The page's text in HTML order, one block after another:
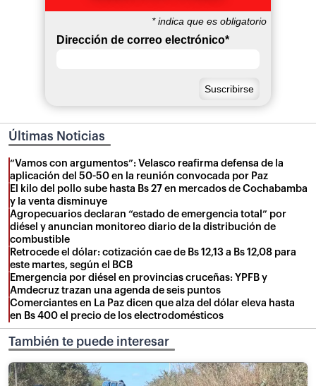
*indica que es obligatorio
Dirección de correo electrónico*
Últimas Noticias
“Vamos con argumentos”: Velasco reafirma defensa de la
aplicación del 50-50 en la reunión convocada por Paz
El kilo del pollo sube hasta Bs 27 en mercados de Cochabamba
y la venta disminuye
Agropecuarios declaran “estado de emergencia total” por
diésel y anuncian monitoreo diario de la distribución de
combustible
Retrocede el dólar: cotización cae de Bs 12,13 a Bs 12,08 para
este martes, según el BCB
Emergencia por diésel en provincias cruceñas: YPFB y
Amdecruz trazan una agenda de seis puntos
Comerciantes en La Paz dicen que alza del dólar eleva hasta
en Bs 400 el precio de los electrodomésticos
También te puede interesar